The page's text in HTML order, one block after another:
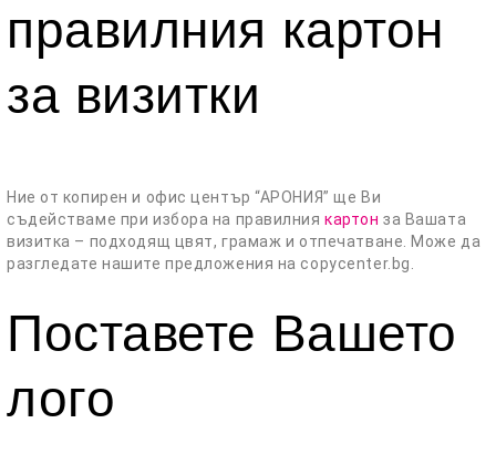
правилния картон
за визитки
Ние от копирен и офис център “АРОНИЯ” ще Ви
съдействаме при избора на правилниякартон за Вашата
визитка – подходящ цвят, грамаж и отпечатване. Може да
разгледате нашите предложения на copycenter.bg.
Поставете Вашето
лого